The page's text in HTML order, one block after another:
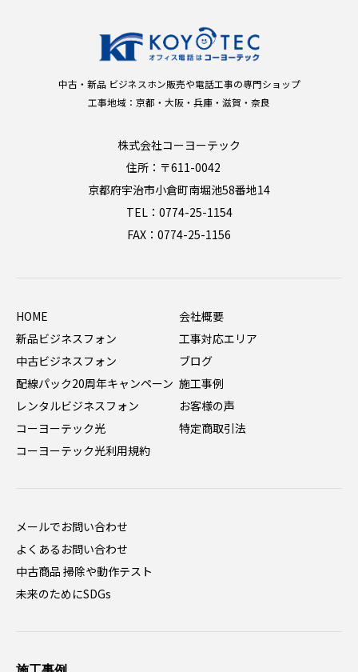
中古・新品 ビジネスホン販売や電話工事の専門ショップ
工事地域：京都・大阪・兵庫・滋賀・奈良
株式会社コーヨーテック
住所：〒611-0042
京都府宇治市小倉町南堀池58番地14
TEL：0774-25-1154
FAX：0774-25-1156
HOME
新品ビジネスフォン
中古ビジネスフォン
配線パック20周年キャンペーン
レンタルビジネスフォン
コーヨーテック光
コーヨーテック光利用規約
会社概要
工事対応エリア
ブログ
施工事例
お客様の声
特定商取引法
メールでお問い合わせ
よくあるお問い合わせ
中古商品 掃除や動作テスト
未来のためにSDGs